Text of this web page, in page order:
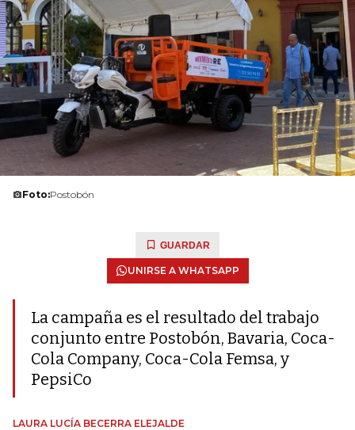
Foto:Postobón
GUARDAR
UNIRSE A WHATSAPP
La campaña es el resultado del trabajo
conjunto entre Postobón, Bavaria, Coca-
Cola Company, Coca-Cola Femsa, y
PepsiCo
LAURA LUCÍA BECERRA ELEJALDE